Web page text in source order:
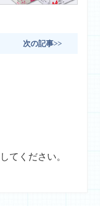
次の記事>>
してください。